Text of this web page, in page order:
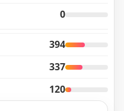
0
394
337
120